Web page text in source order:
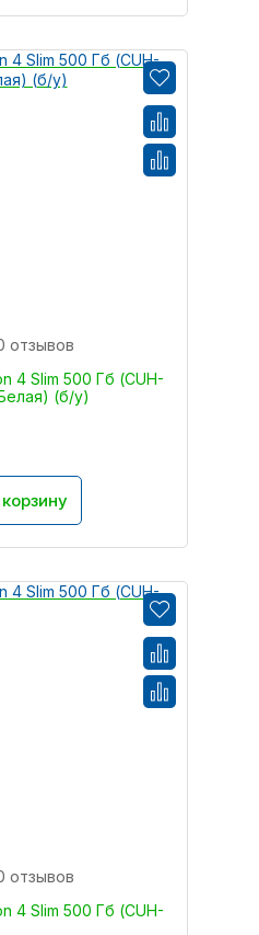
отзывов
4 Slim 500 Гб (CUH-
(б/у)
отзывов
4 Slim 500 Гб (CUH-